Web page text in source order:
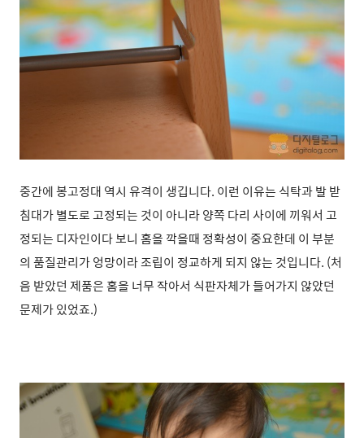
중간에 봉고정대 역시 유격이 생깁니다. 이런 이유는 식탁과 발 받
침대가 별도로 고정되는 것이 아니라 양쪽 다리 사이에 끼워서 고
정되는 디자인이다 보니 홈을 깍을때 정확성이 중요한데 이 부분
의 품질관리가 엉망이라 조립이 정교하게 되지 않는 것입니다. (처
음 받았던 제품은 홈을 너무 작아서 식판자체가 들어가지 않았던
문제가 있었죠.)